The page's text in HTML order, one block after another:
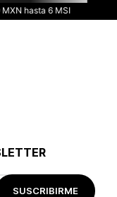
hasta 6 MSI
SUSCRIBIRME